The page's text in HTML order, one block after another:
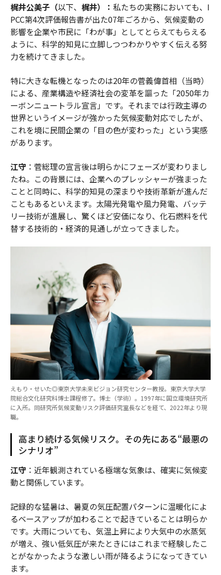
梶井公美子（以下、 梶井）： 私たちの実務においても、I
PCC第4次評価報告書が出た07年ごろから、気候変動の
影響を企業や市民に「わが事」としてとらえてもらえる
ように、科学的知見に立脚しつつわかりやすく伝える努
力を続けてきました。
特に大きな転機となったのは20年の菅義偉首相（当時）
による、産業構造や経済社会の変革を謳った「2050年カ
ーボンニュートラル宣言」です。それまでは行政主導の
世界というイメージが強かった気候変動対応でしたが、
これを境に民間企業の「目の色が変わった」という実感
があります。
江守：菅総理の宣言後は明らかにフェーズが変わりまし
たね。この背景には、企業へのプレッシャーが強まった
ことと同時に、科学的知見の深まりや技術革新が進んだ
こともあるといえます。太陽光発電や風力発電、バッテ
リー技術が進展し、驚くほど安価になり、化石燃料を代
替する技術的・経済的見通しが立ってきました。
えもり・せいた◎東京大学未来ビジョン研究センター教授。東京大学大学
院総合文化研究科博士課程修了。博士（学術）。1997年に国立環境研究所
に入所。同研究所気候変動リスク評価研究室長などを経て、2022年より現
職。
高まり続ける気候リスク。その先にある“最悪の
シナリオ”
江守：近年観測されている極端な気象は、確実に気候変
動と関係しています。
記録的な猛暑は、暑夏の気圧配置パターンに温暖化によ
るベースアップが加わることで起きていることは明らか
です。大雨についても、気温上昇により大気中の水蒸気
が増え、強い低気圧が来たときにはこれまで経験したこ
とがなかったような激しい雨が降るようになってきてい
ます。